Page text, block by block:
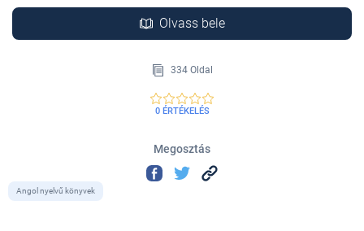
Olvass bele
334 Oldal
0 ÉRTÉKELÉS
Megosztás
Angol nyelvű könyvek